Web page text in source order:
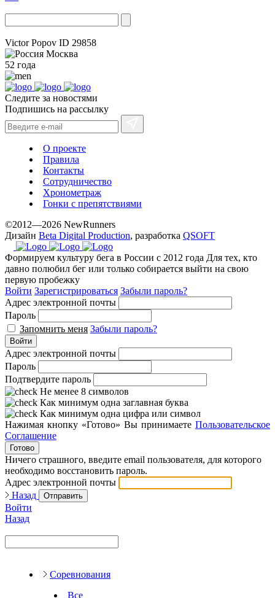
Victor Popov ID 29858
Москва
52 года
Следите за новостями
Подпишись на рассылку
О проекте
Правила
Контакты
Сотрудничество
Хронометраж
Гонки с препятствиями
©2012—2026 NewRunners
Дизайн Beta Digital Production, разработка QSOFT
Формируем культуру бега в России с 2012 года Для тех, кто
давно полюбил бег или только собирается выйти на свою
первую пробежку
Войти Зарегистрироваться Забыли пароль?
Адрес электронной почты
Пароль
Запомнить меня Забыли пароль?
Войти
Адрес электронной почты
Пароль
Подтвердите пароль
Не менее 8 символов
Как минимум одна заглавная буква
Как минимум одна цифра или символ
Нажимая кнопку «Готово» Вы принимаете Пользовательское
Соглашение
Готово
Ничего страшного, введите email пользователя, для которого
необходимо восстановить пароль.
Адрес электронной почты
Назад
Отправить
Войти
Назад
Соревнования
Все